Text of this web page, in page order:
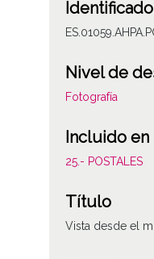
Nivel de
Fotografía
Incluido en
25.- POSTALES
Título
Vista desde el